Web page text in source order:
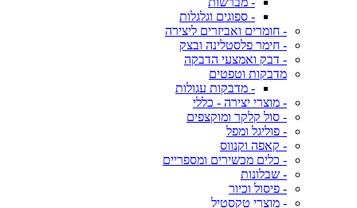
- ספוגים וגלגלות
- חומרים ואביזרים ליצירה
- חימר פלסטלינה ובצק
- דבק ואמצעי הדבקה
מדבקות וטפטים
- מדבקות עגולות
- מוצרי יצירה - כללי
- סול קלקר ומוקצפים
- פוליגל ומפל
- קאפה וקנווס
- כלים מכשירים ומספריים
- שבלונות
- פיסול וכיור
- מוצרי טקסטיל